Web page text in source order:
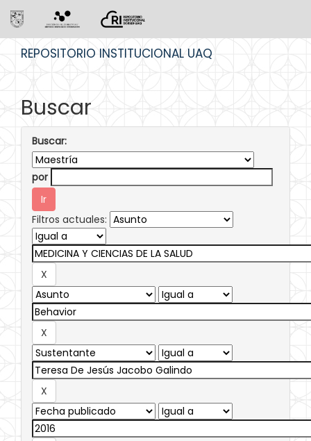
REPOSITORIO INSTITUCIONAL UAQ
Buscar
Buscar:
por
Filtros actuales: